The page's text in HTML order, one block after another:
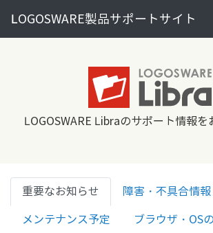
LOGOSWARE製品サポートサイト
LOGOSWARE Libraのサポート情報を
重要なお知らせ 障害・不具合情報
メンテナンス予定 ブラウザ・OS